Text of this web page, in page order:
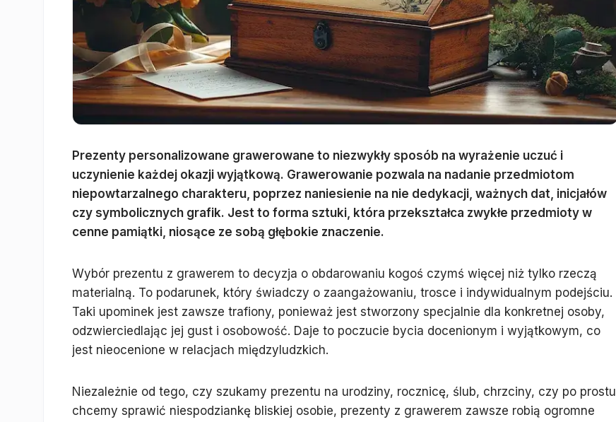
Prezenty personalizowane grawerowane to niezwykły sposób na wyrażenie uczuć i
uczynienie każdej okazji wyjątkową. Grawerowanie pozwala na nadanie przedmiotom
niepowtarzalnego charakteru, poprzez naniesienie na nie dedykacji, ważnych dat, inicjałów
czy symbolicznych grafik. Jest to forma sztuki, która przekształca zwykłe przedmioty w
cenne pamiątki, niosące ze sobą głębokie znaczenie.
Wybór prezentu z grawerem to decyzja o obdarowaniu kogoś czymś więcej niż tylko rzeczą
materialną. To podarunek, który świadczy o zaangażowaniu, trosce i indywidualnym podejściu.
Taki upominek jest zawsze trafiony, ponieważ jest stworzony specjalnie dla konkretnej osoby,
odzwierciedlając jej gust i osobowość. Daje to poczucie bycia docenionym i wyjątkowym, co
jest nieocenione w relacjach międzyludzkich.
Niezależnie od tego, czy szukamy prezentu na urodziny, rocznicę, ślub, chrzciny, czy po prostu
chcemy sprawić niespodziankę bliskiej osobie, prezenty z grawerem zawsze robią ogromne